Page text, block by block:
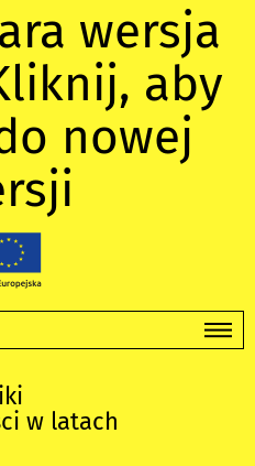
wersja
aby
nowej
w latach